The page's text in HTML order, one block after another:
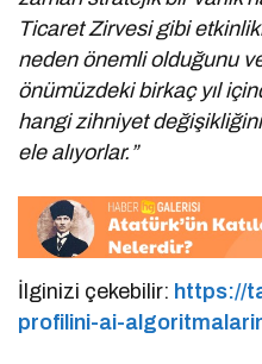
Ticaret Zirvesi gibi
neden önemli olduğunu
önümüzdeki birkaç yıl
hangi zihniyet
ele alıyorlar.”
İlginizi çekebilir: https://
profilini-ai-